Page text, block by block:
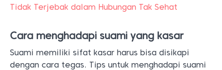
Tidak Terjebak dalam Hubungan Tak Sehat
Cara menghadapi suami yang kasar
Suami memiliki sifat kasar harus bisa disikapi
dengan cara tegas. Tips untuk menghadapi suami